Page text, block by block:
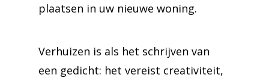
plaatsen in uw nieuwe woning.
Verhuizen is als het schrijven van
een gedicht: het vereist creativiteit,